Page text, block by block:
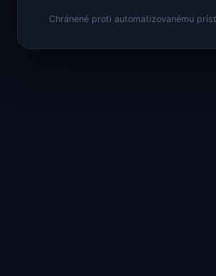
Chránené proti automatizovanému